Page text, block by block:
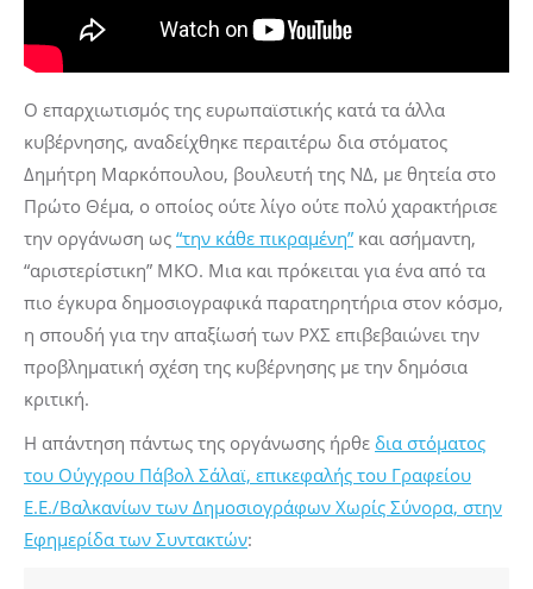
Ο επαρχιωτισμός της ευρωπαϊστικής κατά τα άλλα
κυβέρνησης, αναδείχθηκε περαιτέρω δια στόματος
Δημήτρη Μαρκόπουλου, βουλευτή της ΝΔ, με θητεία στο
Πρώτο Θέμα, ο οποίος ούτε λίγο ούτε πολύ χαρακτήρισε
την οργάνωση ως “την κάθε πικραμένη” και ασήμαντη,
“αριστερίστικη” ΜΚΟ. Μια και πρόκειται για ένα από τα
πιο έγκυρα δημοσιογραφικά παρατηρητήρια στον κόσμο,
η σπουδή για την απαξίωσή των ΡΧΣ επιβεβαιώνει την
προβληματική σχέση της κυβέρνησης με την δημόσια
κριτική.
Η απάντηση πάντως της οργάνωσης ήρθε δια στόματος
του Ούγγρου Πάβολ Σάλαϊ, επικεφαλής του Γραφείου
Ε.Ε./Βαλκανίων των Δημοσιογράφων Χωρίς Σύνορα, στην
Εφημερίδα των Συντακτών: